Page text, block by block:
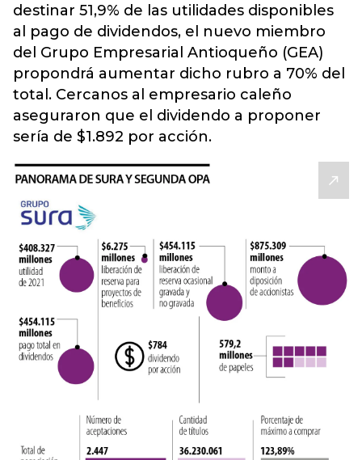
destinar 51,9% de las utilidades disponibles
al pago de dividendos, el nuevo miembro
del Grupo Empresarial Antioqueño (GEA)
propondrá aumentar dicho rubro a 70% del
total. Cercanos al empresario caleño
aseguraron que el dividendo a proponer
sería de $1.892 por acción.